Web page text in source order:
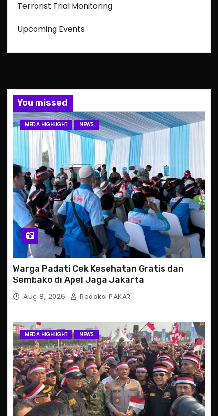
Terrorist Trial Monitoring
Upcoming Events
You missed
MEDIA HIGHLIGHT NEWS
Warga Padati Cek Kesehatan Gratis dan
Sembako di Apel Jaga Jakarta
Aug 8, 2026 Redaksi PAKAR
MEDIA HIGHLIGHT NEWS